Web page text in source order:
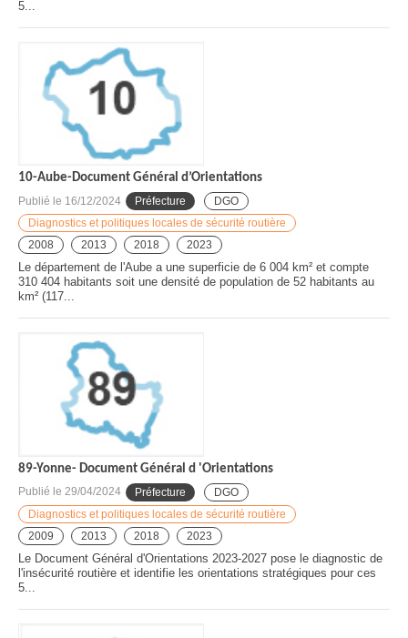
5...
10-Aube-Document Général d’Orientations
Publié le 16/12/2024 Préfecture
DGO
Diagnostics et politiques locales de sécurité routière
2008
2013 2018 2023
Le département de l'Aube a une superficie de 6 004 km² et compte
310 404 habitants soit une densité de population de 52 habitants au
km² (117...
89-Yonne- Document Général d 'Orientations
Publié le 29/04/2024 Préfecture
DGO
Diagnostics et politiques locales de sécurité routière
2009
2013 2018 2023
Le Document Général d'Orientations 2023-2027 pose le diagnostic de
l'insécurité routière et identifie les orientations stratégiques pour ces
5...